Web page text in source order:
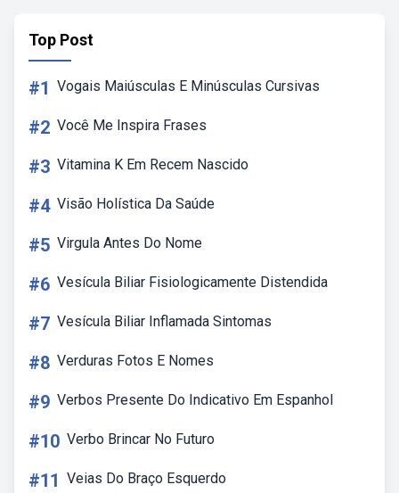
Top Post
#1 Vogais Maiúsculas E Minúsculas Cursivas
#2 Você Me Inspira Frases
#3 Vitamina K Em Recem Nascido
#4 Visão Holística Da Saúde
#5 Virgula Antes Do Nome
#6 Vesícula Biliar Fisiologicamente Distendida
#7 Vesícula Biliar Inflamada Sintomas
#8 Verduras Fotos E Nomes
#9 Verbos Presente Do Indicativo Em Espanhol
#10 Verbo Brincar No Futuro
#11 Veias Do Braço Esquerdo